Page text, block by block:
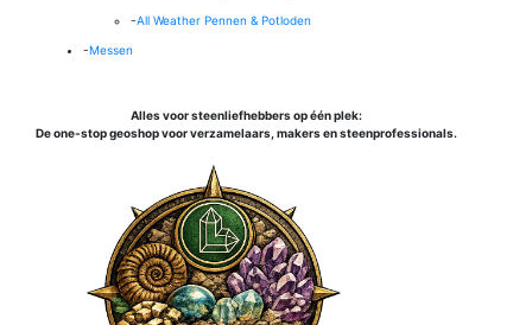
-All Weather Pennen & Potloden
-Messen
Alles voor steenliefhebbers op één plek:
De one-stop geoshop voor verzamelaars, makers en steenprofessionals.